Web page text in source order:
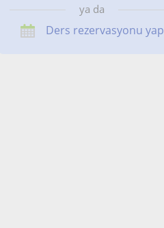
ya da
Ders rezervasyonu yap